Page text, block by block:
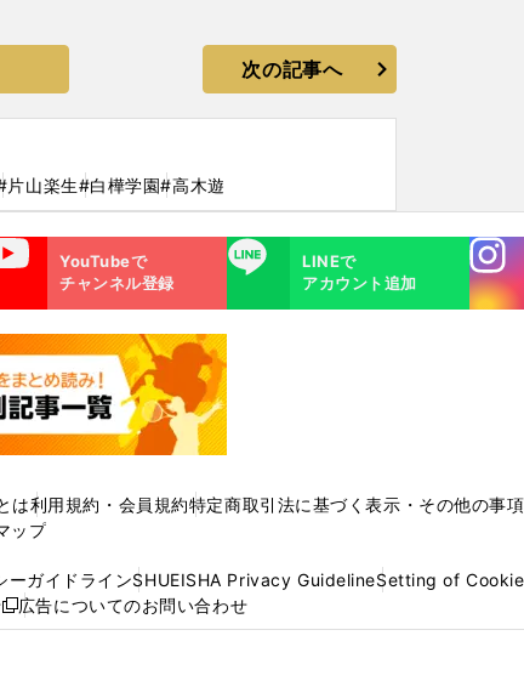
次の記事へ
片山楽生#白樺学園#高木遊
YouTubeで
チャンネル登録
LINE
LINEで
アカウント追加
Instagra
m
は利用規約・会員規約特定商取引法に基づく表示・その他の事項
ップ
ーガイドラインSHUEISHA Privacy GuidelineSetting of
し
広告についてのお問い合わせ